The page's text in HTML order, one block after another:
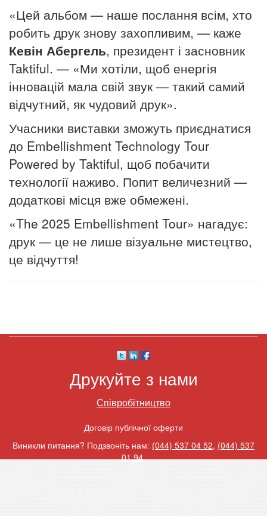
«Цей альбом — наше послання всім, хто
робить друк знову захопливим, — каже
Кевін Абергель, президент і засновник
Taktiful. — «Ми хотіли, щоб енергія
інновацій мала свій звук — такий самий
відчутний, як чудовий друк».
Учасники виставки зможуть приєднатися
до Embellishment Technology Tour
Powered by Taktiful, щоб побачити
технології наживо. Попит величезний —
додаткові місця вже обмежені.
«The 2025 Embellishment Tour» нагадує:
друк — це не лише візуальне мистецтво,
це відчуття!
Друкуйте з нами
Співробітництво
Договір публічної оферти
Виникли питання? Подзвоніть нам: (044) 537 04 52, (044) 537
01 94.